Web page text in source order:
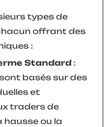
types de
offrant des
:
Standard :
basés sur des
et
traders de
hausse ou la